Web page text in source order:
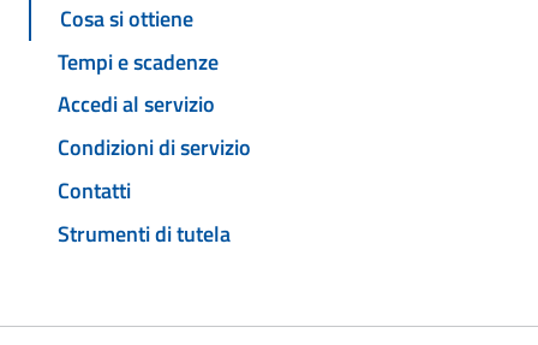
Cosa si ottiene
Tempi e scadenze
Accedi al servizio
Condizioni di servizio
Contatti
Strumenti di tutela